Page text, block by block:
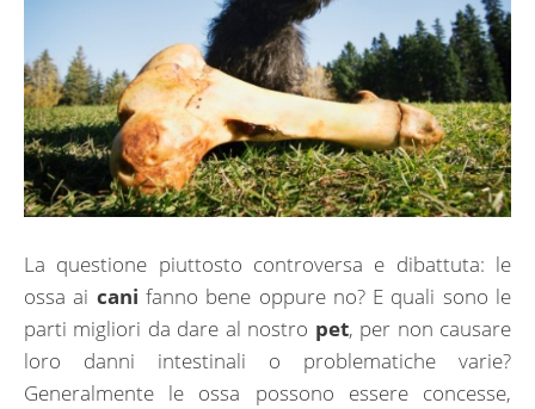
La questione piuttosto controversa e dibattuta: le
ossa ai cani fanno bene oppure no? E quali sono le
parti migliori da dare al nostro pet, per non causare
loro danni intestinali o problematiche varie?
Generalmente le ossa possono essere concesse,